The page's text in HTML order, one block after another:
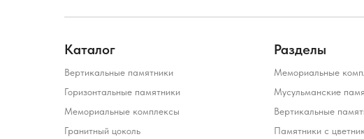
Каталог
Вертикальные памятники
Горизонтальные памятники
Мемориальные комплексы
Гранитный цоколь
Разделы
Мемориальные
Мусульманские
Вертикальные
Памятники с